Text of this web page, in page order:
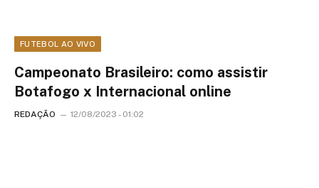
FUTEBOL AO VIVO
Campeonato Brasileiro: como assistir
Botafogo x Internacional online
REDAÇÃO 12/08/2023 - 01:02